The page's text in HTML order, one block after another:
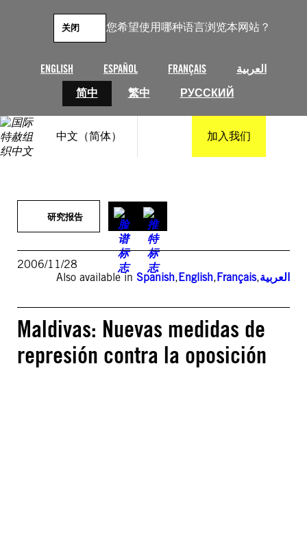
您希望使用哪种语言浏览本网站？
ENGLISH ESPAÑOL FRANÇAIS
العربية
简中
繁中 РУССКИЙ
关闭
中文（简体） 加入我们
研究报告
2006/11/28
Also available in Spanish,English,Français,العربية
Maldivas: Nuevas medidas de
represión contra la oposición